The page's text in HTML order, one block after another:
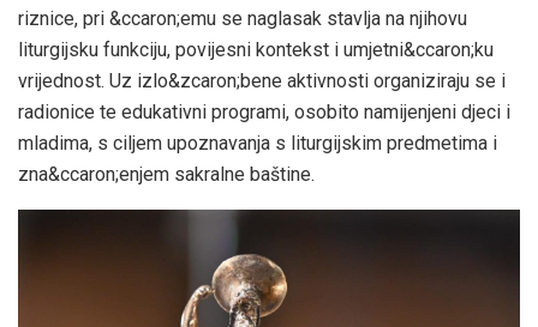
riznice, pri &ccaron;emu se naglasak stavlja na njihovu
liturgijsku funkciju, povijesni kontekst i umjetni&ccaron;ku
vrijednost. Uz izlo&zcaron;bene aktivnosti organiziraju se i
radionice te edukativni programi, osobito namijenjeni djeci i
mladima, s ciljem upoznavanja s liturgijskim predmetima i
zna&ccaron;enjem sakralne baštine.